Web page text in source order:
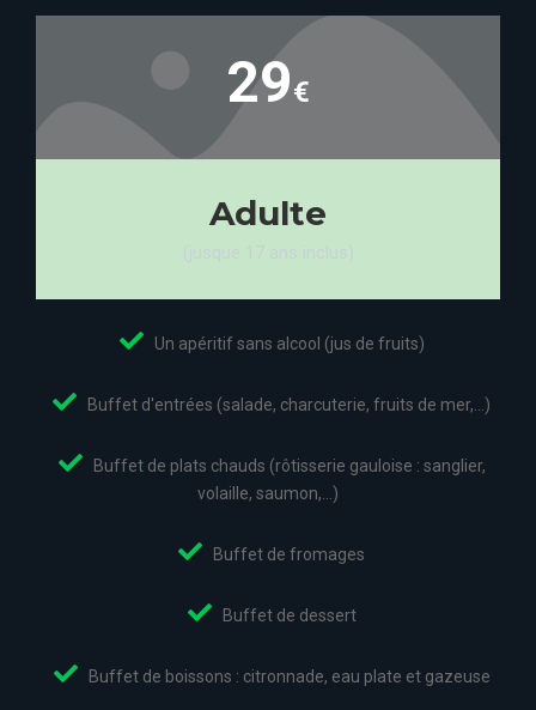
29€
Adulte
Un apéritif sans alcool (jus de fruits)
Buffet d'entrées (salade, charcuterie, fruits de mer,...)
Buffet de plats chauds (rôtisserie gauloise : sanglier,
volaille, saumon,...)
Buffet de fromages
Buffet de dessert
Buffet de boissons : citronnade, eau plate et gazeuse